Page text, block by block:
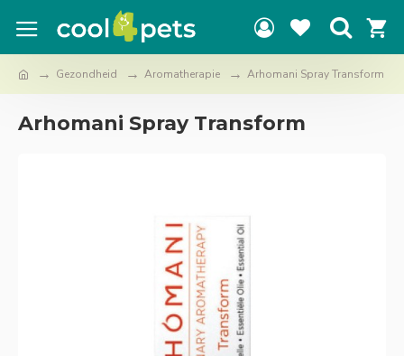
Gezondheid Aromatherapie Arhomani Spray Transform
Arhomani Spray Transform